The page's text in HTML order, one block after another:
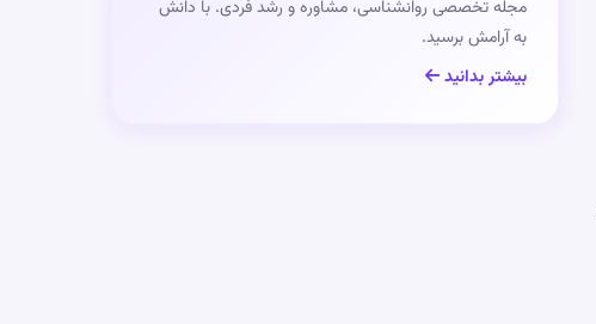
مجله تخصصی روانشناسی، مشاوره و رشد فردی. با دانش
به آرامش برسید.
بیشتر بدانید